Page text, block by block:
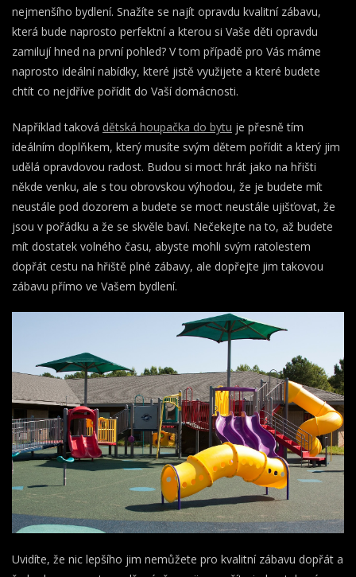
nejmenšího bydlení. Snažíte se najít opravdu kvalitní zábavu,
která bude naprosto perfektní a kterou si Vaše děti opravdu
zamilují hned na první pohled? V tom případě pro Vás máme
naprosto ideální nabídky, které jistě využijete a které budete
chtít co nejdříve pořídit do Vaší domácnosti.
Například taková dětská houpačka do bytu je přesně tím
ideálním doplňkem, který musíte svým dětem pořídit a který jim
udělá opravdovou radost. Budou si moct hrát jako na hřišti
někde venku, ale s tou obrovskou výhodou, že je budete mít
neustále pod dozorem a budete se moct neustále ujišťovat, že
jsou v pořádku a že se skvěle baví. Nečekejte na to, až budete
mít dostatek volného času, abyste mohli svým ratolestem
dopřát cestu na hřiště plné zábavy, ale dopřejte jim takovou
zábavu přímo ve Vašem bydlení.
Uvidíte, že nic lepšího jim nemůžete pro kvalitní zábavu dopřát a